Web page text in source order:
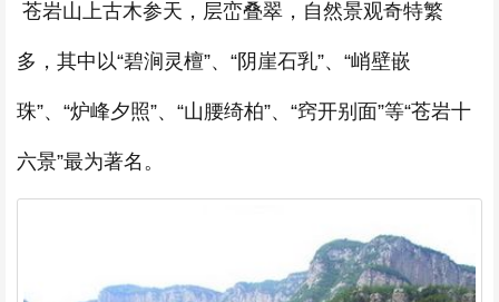
苍岩山上古木参天，层峦叠翠，自然景观奇特繁
多，其中以“碧涧灵檀”、“阴崖石乳”、“峭壁嵌
珠”、“炉峰夕照”、“山腰绮柏”、“窍开别面”等“苍岩十
六景”最为著名。